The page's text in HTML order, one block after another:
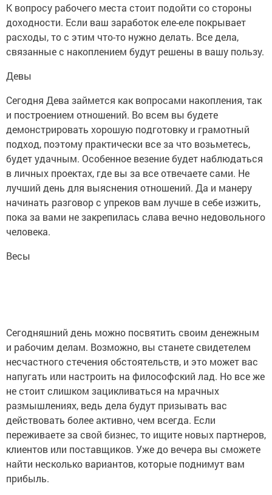
К вопросу рабочего места стоит подойти со стороны
доходности. Если ваш заработок еле-еле покрывает
расходы, то с этим что-то нужно делать. Все дела,
связанные с накоплением будут решены в вашу пользу.
Девы
Сегодня Дева займется как вопросами накопления, так
и построением отношений. Во всем вы будете
демонстрировать хорошую подготовку и грамотный
подход, поэтому практически все за что возьметесь,
будет удачным. Особенное везение будет наблюдаться
в личных проектах, где вы за все отвечаете сами. Не
лучший день для выяснения отношений. Да и манеру
начинать разговор с упреков вам лучше в себе изжить,
пока за вами не закрепилась слава вечно недовольного
человека.
Весы
Сегодняшний день можно посвятить своим денежным
и рабочим делам. Возможно, вы станете свидетелем
несчастного стечения обстоятельств, и это может вас
напугать или настроить на философский лад. Но все же
не стоит слишком зацикливаться на мрачных
размышлениях, ведь дела будут призывать вас
действовать более активно, чем всегда. Если
переживаете за свой бизнес, то ищите новых партнеров,
клиентов или поставщиков. Уже до вечера вы сможете
найти несколько вариантов, которые поднимут вам
прибыль.